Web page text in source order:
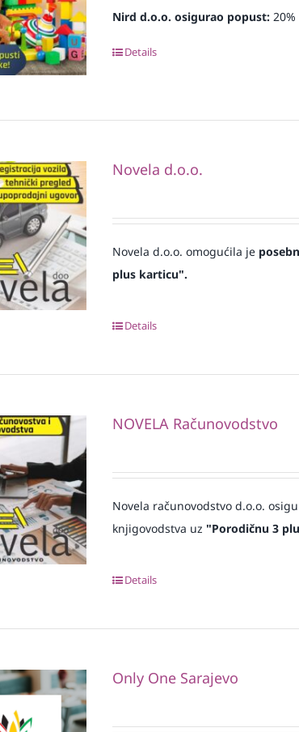
Nird d.o.o. osigurao popust:20%
Details
Novela d.o.o.
Novela d.o.o. omogućila je
plus karticu".
Details
NOVELA Računovodstvo
Novela računovodstvo d.o.o.
knjigovodstva uz "Porodičnu 3
Details
Only One Sarajevo